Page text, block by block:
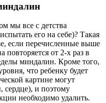
мы все с детства
его на себе)? Такая
если перечисленные выше
повторяется от 2-х раз в
миндалин. Кроме того,
что ребенку будет
картине могут
сердце), и поэтому
необходимо удалить.